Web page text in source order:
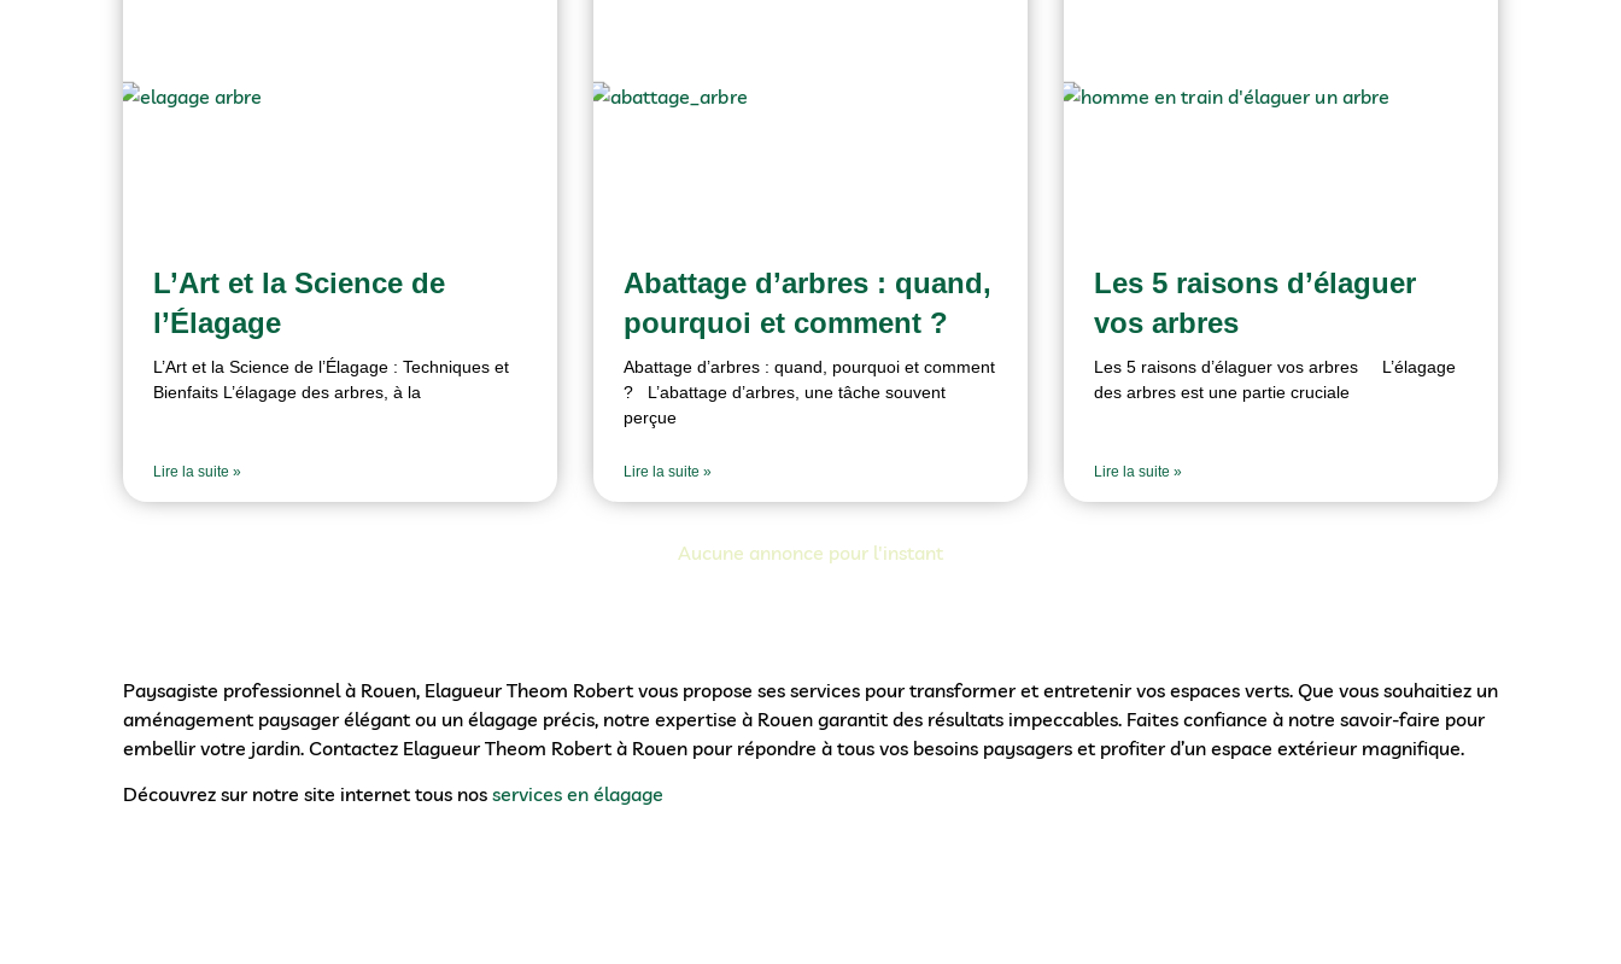
L’Art et la Science de
l’Élagage
L’Art et la Science de l’Élagage : Techniques et
Bienfaits L’élagage des arbres, à la
Lire la suite »
Abattage d’arbres : quand,
pourquoi et comment ?
Abattage d’arbres : quand, pourquoi et comment
? L’abattage d’arbres, une tâche souvent
perçue
Lire la suite »
Les 5 raisons d’élaguer
vos arbres
Les 5 raisons d’élaguer vos arbres L’élagage
des arbres est une partie cruciale
Lire la suite »
Aucune annonce pour l'instant
Paysagiste professionnel à Rouen, Elagueur Theom Robert vous propose ses services pour transformer et entretenir vos espaces verts. Que vous souhaitiez un
aménagement paysager élégant ou un élagage précis, notre expertise à Rouen garantit des résultats impeccables. Faites confiance à notre savoir-faire pour
embellir votre jardin. Contactez Elagueur Theom Robert à Rouen pour répondre à tous vos besoins paysagers et profiter d’un espace extérieur magnifique.
Découvrez sur notre site internet tous nos services en élagage